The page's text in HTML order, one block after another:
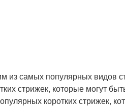
из самых популярных видов
стрижек, которые могут
коротких стрижек,